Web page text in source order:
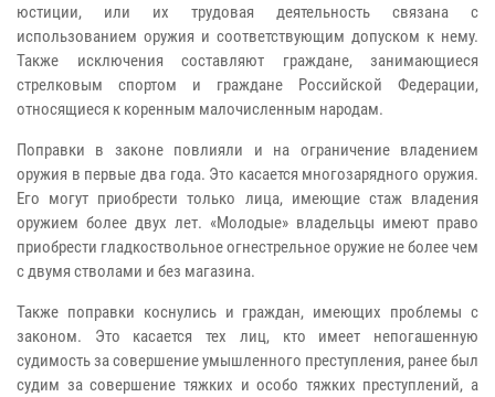
юстиции, или их трудовая деятельность связана с
использованием оружия и соответствующим допуском к нему.
Также исключения составляют граждане, занимающиеся
стрелковым спортом и граждане Российской Федерации,
относящиеся к коренным малочисленным народам.
Поправки в законе повлияли и на ограничение владением
оружия в первые два года. Это касается многозарядного оружия.
Его могут приобрести только лица, имеющие стаж владения
оружием более двух лет. «Молодые» владельцы имеют право
приобрести гладкоствольное огнестрельное оружие не более чем
с двумя стволами и без магазина.
Также поправки коснулись и граждан, имеющих проблемы с
законом. Это касается тех лиц, кто имеет непогашенную
судимость за совершение умышленного преступления, ранее был
судим за совершение тяжких и особо тяжких преступлений, а